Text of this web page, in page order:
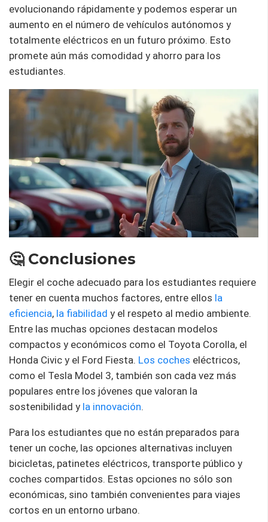
evolucionando rápidamente y podemos esperar un
aumento en el número de vehículos autónomos y
totalmente eléctricos en un futuro próximo. Esto
promete aún más comodidad y ahorro para los
estudiantes.
🤔 Conclusiones
Elegir el coche adecuado para los estudiantes requiere
tener en cuenta muchos factores, entre ellos la
eficiencia, la fiabilidad y el respeto al medio ambiente.
Entre las muchas opciones destacan modelos
compactos y económicos como el Toyota Corolla, el
Honda Civic y el Ford Fiesta. Los coches eléctricos,
como el Tesla Model 3, también son cada vez más
populares entre los jóvenes que valoran la
sostenibilidad y la innovación.
Para los estudiantes que no están preparados para
tener un coche, las opciones alternativas incluyen
bicicletas, patinetes eléctricos, transporte público y
coches compartidos. Estas opciones no sólo son
económicas, sino también convenientes para viajes
cortos en un entorno urbano.